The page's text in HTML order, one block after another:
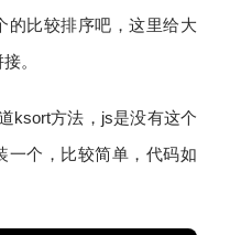
的比较排序吧，这里给大
。
ksort方法，js是没有这个
一个，比较简单，代码如